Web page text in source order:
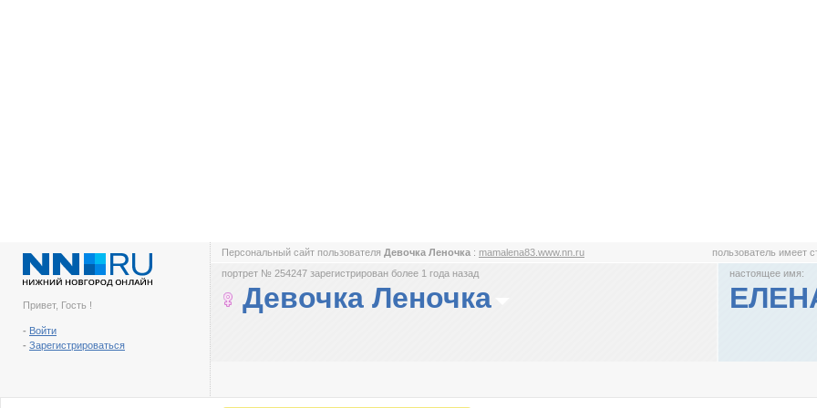
Привет, Гость !
- Войти
- Зарегистрироваться
Персональный сайт пользователя Девочка Леночка : mamalena83.www.nn.ru пользователь имеет
портрет № 254247 зарегистрирован более 1 года назад
Девочка Леночка
настоящее имя: